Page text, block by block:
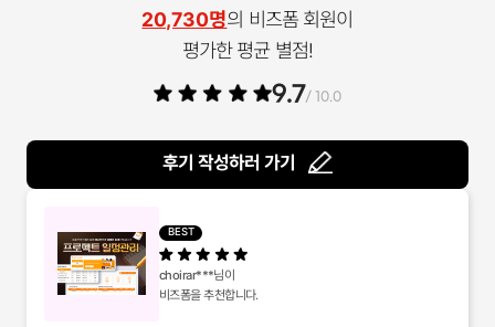
20,730명의 비즈폼 회원이
평가한 평균 별점!
9.7/ 10.0
후기 작성하러 가기
BEST
choirar***님이
비즈폼을 추천합니다.